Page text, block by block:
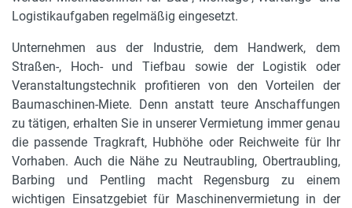
Logistikaufgaben regelmäßig eingesetzt.
Unternehmen aus der Industrie, dem Handwerk, dem
Straßen-, Hoch- und Tiefbau sowie der Logistik oder
Veranstaltungstechnik profitieren von den Vorteilen der
Baumaschinen-Miete. Denn anstatt teure Anschaffungen
zu tätigen, erhalten Sie in unserer Vermietung immer genau
die passende Tragkraft, Hubhöhe oder Reichweite für Ihr
Vorhaben. Auch die Nähe zu Neutraubling, Obertraubling,
Barbing und Pentling macht Regensburg zu einem
wichtigen Einsatzgebiet für Maschinenvermietung in der